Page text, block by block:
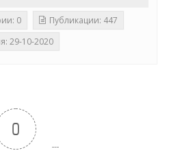
0
Публикации: 447
29-10-2020
0